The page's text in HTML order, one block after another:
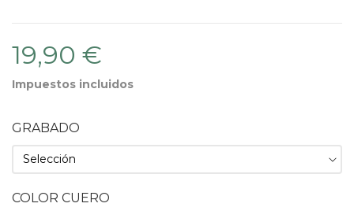
19,90 €
Impuestos incluidos
GRABADO
COLOR CUERO